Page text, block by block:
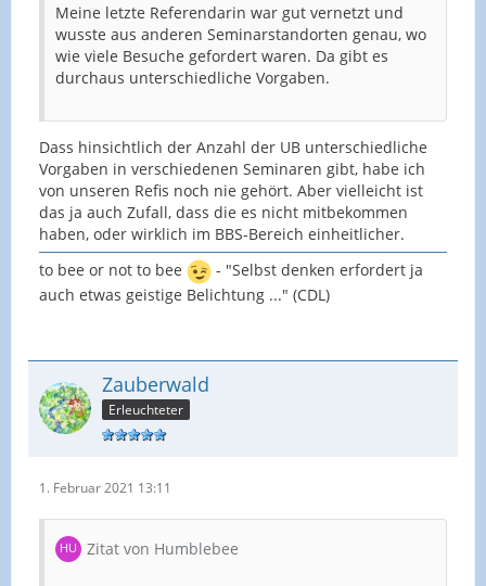
Meine letzte Referendarin war gut vernetzt und
wusste aus anderen Seminarstandorten genau, wo
wie viele Besuche gefordert waren. Da gibt es
durchaus unterschiedliche Vorgaben.
Dass hinsichtlich der Anzahl der UB unterschiedliche
Vorgaben in verschiedenen Seminaren gibt, habe ich
von unseren Refis noch nie gehört. Aber vielleicht ist
das ja auch Zufall, dass die es nicht mitbekommen
haben, oder wirklich im BBS-Bereich einheitlicher.
to bee or not to bee
- "Selbst denken erfordert ja
auch etwas geistige Belichtung ..." (CDL)
Zauberwald
Erleuchteter
1. Februar 2021 13:11
Zitat von Humblebee